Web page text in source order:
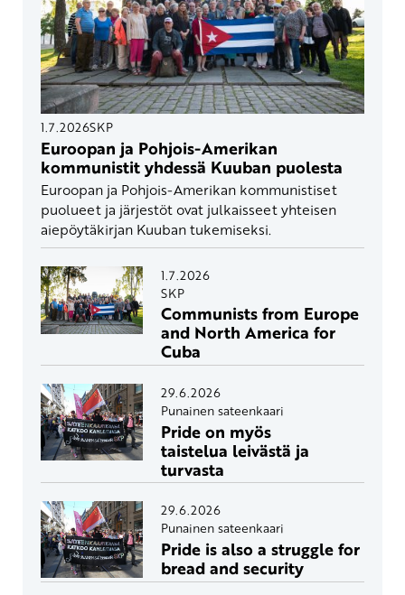
1.7.2026SKP
Euroopan ja Pohjois-Amerikan
kommunistit yhdessä Kuuban puolesta
Euroopan ja Pohjois-Amerikan kommunistiset
puolueet ja järjestöt ovat julkaisseet yhteisen
aiepöytäkirjan Kuuban tukemiseksi.
1.7.2026
SKP
Communists from Europe
and North America for
Cuba
29.6.2026
Punainen sateenkaari
Pride on myös
taistelua leivästä ja
turvasta
29.6.2026
Punainen sateenkaari
Pride is also a struggle for
bread and security